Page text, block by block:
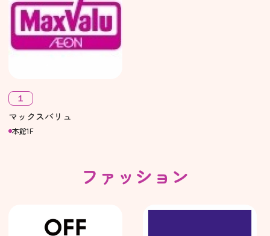
１
マックスバリュ
本館1F
ファッション